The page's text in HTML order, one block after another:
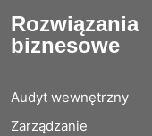
Rozwiązania
biznesowe
Audyt wewnętrzny
Zarządzanie